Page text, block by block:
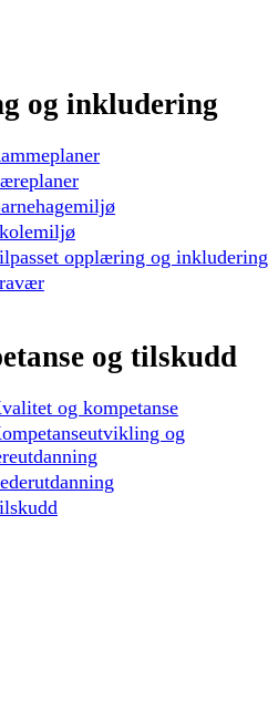
og inkludering
opplæring og inkludering
og tilskudd
og kompetanse
og